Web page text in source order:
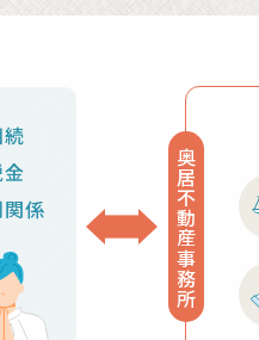
係
奥居不動産事務所